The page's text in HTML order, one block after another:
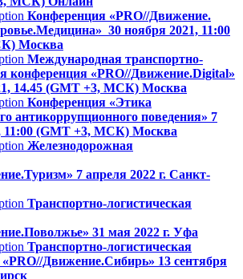
Конференция «PRO//Движение.
30 ноября 2021, 11:00
Москва
Международная транспортно-
конференция «PRO//Движение.Digital»
14.45 (GMT +3, МСК) Москва
Конференция «Этика
антикоррупционного поведения» 7
11:00 (GMT +3, МСК) Москва
Железнодорожная
7 апреля 2022 г. Санкт-
Транспортно-логистическая
31 мая 2022 г. Уфа
Транспортно-логистическая
Движение.Сибирь» 13 cентября